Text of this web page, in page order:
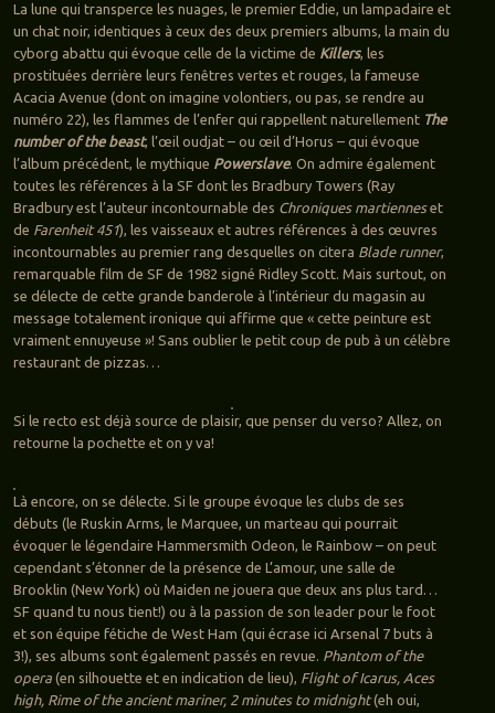
La lune qui transperce les nuages, le premier Eddie, un lampadaire et
un chat noir, identiques à ceux des deux premiers albums, la main du
cyborg abattu qui évoque celle de la victime de Killers, les
prostituées derrière leurs fenêtres vertes et rouges, la fameuse
Acacia Avenue (dont on imagine volontiers, ou pas, se rendre au
numéro 22), les flammes de l’enfer qui rappellent naturellement The
number of the beast, l’œil oudjat – ou œil d’Horus – qui évoque
l’album précédent, le mythique Powerslave. On admire également
toutes les références à la SF dont les Bradbury Towers (Ray
Bradbury est l’auteur incontournable des Chroniques martienneset
de Farenheit 451), les vaisseaux et autres références à des œuvres
incontournables au premier rang desquelles on citera Blade runner,
remarquable film de SF de 1982 signé Ridley Scott. Mais surtout, on
se délecte de cette grande banderole à l’intérieur du magasin au
message totalement ironique qui affirme que « cette peinture est
vraiment ennuyeuse »! Sans oublier le petit coup de pub à un célèbre
restaurant de pizzas…
Si le recto est déjà source de plaisir, que penser du verso? Allez, on
retourne la pochette et on y va!
Là encore, on se délecte. Si le groupe évoque les clubs de ses
débuts (le Ruskin Arms, le Marquee, un marteau qui pourrait
évoquer le légendaire Hammersmith Odeon, le Rainbow – on peut
cependant s’étonner de la présence de L’amour, une salle de
Brooklin (New York) où Maiden ne jouera que deux ans plus tard…
SF quand tu nous tient!) ou à la passion de son leader pour le foot
et son équipe fétiche de West Ham (qui écrase ici Arsenal 7 buts à
3!), ses albums sont également passés en revue. Phantom of the
opera(en silhouette et en indication de lieu), Flight of Icarus, Aces
high, Rime of the ancient mariner, 2 minutes to midnight(eh oui,